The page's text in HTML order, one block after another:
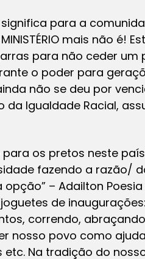
para a
mais não é!
para não ceder
o poder para
não se deu por
da Igualdade Racial,
os pretos neste
fazendo a razão/
– Adailton
de
correndo,
nosso povo como
etc. Na tradição do